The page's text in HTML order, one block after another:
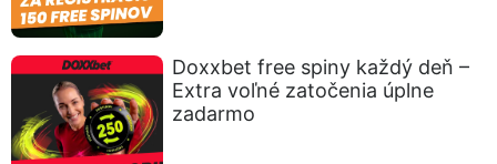
Doxxbet free spiny každý deň –
Extra voľné zatočenia úplne
zadarmo